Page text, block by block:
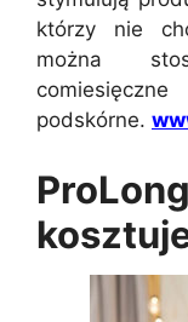
którzy nie
można
podskórne.